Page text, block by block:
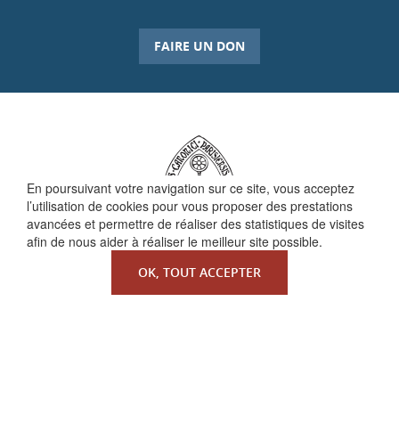
En poursuivant votre navigation sur ce site, vous acceptez
l’utilisation de cookies pour vous proposer des prestations
avancées et permettre de réaliser des statistiques de visites
afin de nous aider à réaliser le meilleur site possible.
OK, TOUT ACCEPTER
FAIRE UN DON
QUI SOMMES-NOUS ?